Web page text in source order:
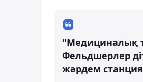
"Медициналық
Фельдшерлер
жәрдем